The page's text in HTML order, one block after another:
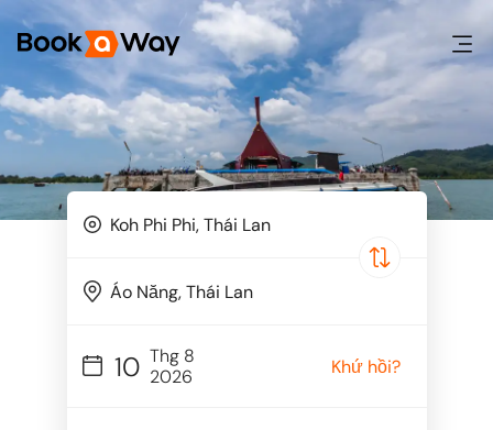
10 Thg 8
2026
Khứ hồi?